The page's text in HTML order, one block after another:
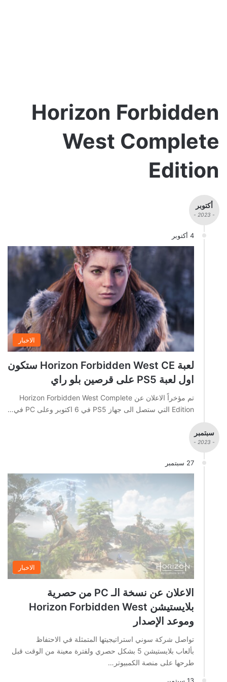
Horizon Forbidden
West Complete
Edition
أكتوبر
- 2023 -
4 أكتوبر
الاخبار
لعبة Horizon Forbidden West CE ستكون
اول لعبة PS5 على قرصين بلو راي
تم مؤخراً الاعلان عن Horizon Forbidden West Complete
Edition التي ستصل الى جهاز PS5 في 6 اكتوبر وعلى PC في…
سبتمبر
- 2023 -
27 سبتمبر
الاخبار
الاعلان عن نسخة الـ PC من حصرية
بلايستيشن Horizon Forbidden West
وموعد الإصدار
تواصل شركة سوني استراتيجيتها المتمثلة في الاحتفاظ
بألعاب بلايستيشن 5 بشكل حصري ولفترة معينة من الوقت قبل
طرحها على منصة الكمبيوتر…
13 سبتمبر